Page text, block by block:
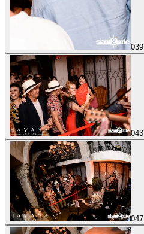
039
043
047